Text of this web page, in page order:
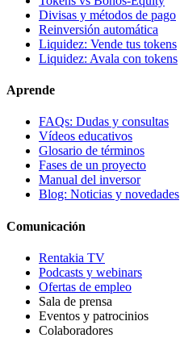
Divisas y métodos de pago
Reinversión automática
Liquidez: Vende tus tokens
Liquidez: Avala con tokens
Aprende
FAQs: Dudas y consultas
Vídeos educativos
Glosario de términos
Fases de un proyecto
Manual del inversor
Blog: Noticias y novedades
Comunicación
Rentakia TV
Podcasts y webinars
Ofertas de empleo
Sala de prensa
Eventos y patrocinios
Colaboradores